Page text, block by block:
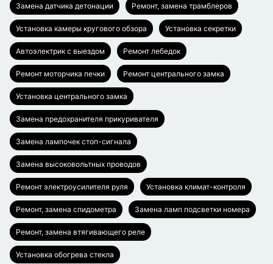
Замена датчика детонации Ремонт, замена трамблеров
Установка камеры кругового обзора Установка секретки
Автоэлектрик с выездом Ремонт лебедок
Ремонт моторчика печки Ремонт центрального замка
Установка центрального замка
Замена предохранителя прикуривателя
Замена лампочек стоп-сигнала
Замена высоковольтных проводов
Ремонт электроусилителя руля Установка климат-контроля
Ремонт, замена спидометра Замена ламп подсветки номера
Ремонт, замена втягивающего реле
Установка обогрева стекла